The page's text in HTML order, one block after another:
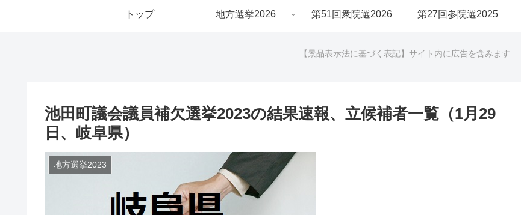
トップ 地方選挙2026 第51回衆院選2026 第27回参院選2025
【景品表示法に基づく表記】サイト内に広告を含みます
池田町議会議員補欠選挙2023の結果速報、立候補者一覧（1月29
日、岐阜県）
地方選挙2023